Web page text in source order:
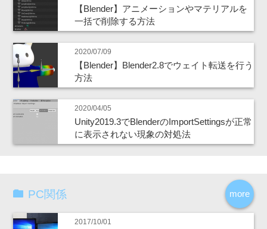
【Blender】アニメーションやマテリアルを
一括で削除する方法
2020/07/09
【Blender】Blender2.8でウェイト転送を行う
方法
2020/04/05
Unity2019.3でBlenderのImportSettingsが正常
に表示されない現象の対処法
more
PC関係
2017/10/01